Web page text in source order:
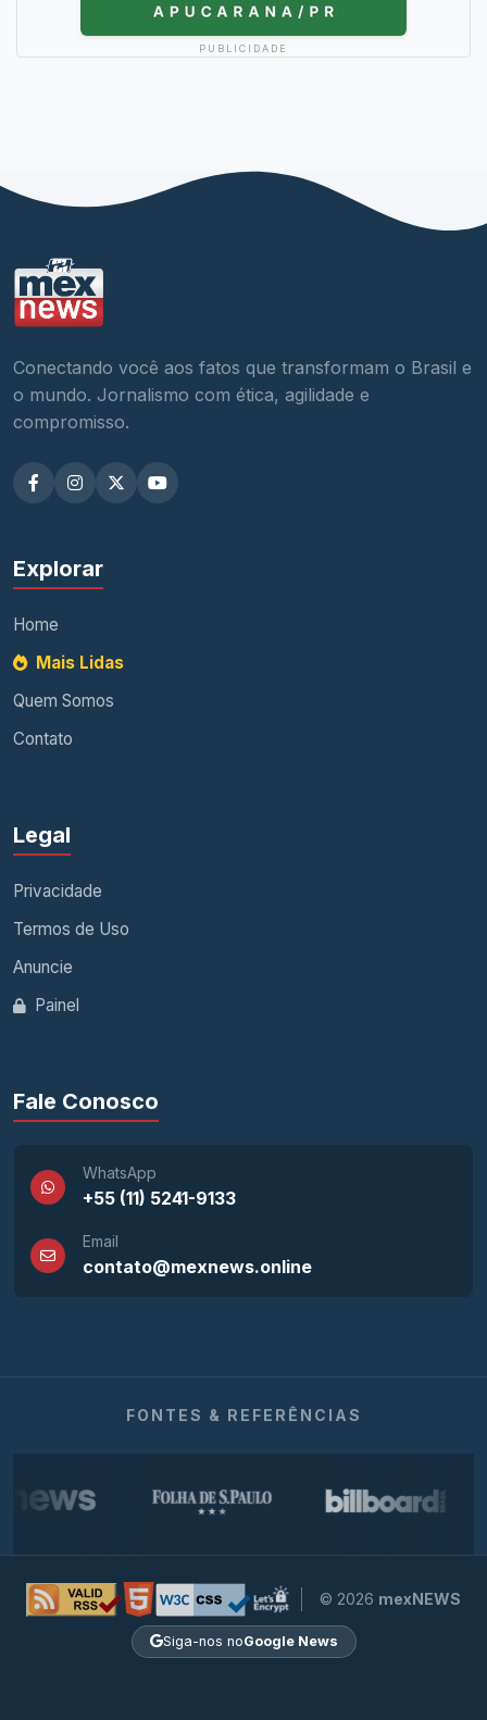
PUBLICIDADE
Conectando você aos fatos que transformam o Brasil e
o mundo. Jornalismo com ética, agilidade e
compromisso.
Explorar
Home
Mais Lidas
Quem Somos
Contato
Legal
Privacidade
Termos de Uso
Anuncie
Painel
Fale Conosco
WhatsApp
+55 (11) 5241-9133
Email
contato@mexnews.online
FONTES & REFERÊNCIAS
© 2026 mexNEWS
Siga-nos noGoogle News